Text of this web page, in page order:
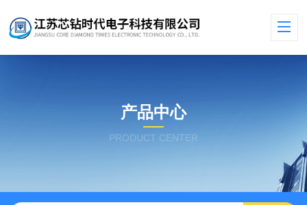
产品中心
PRODUCT CENTER